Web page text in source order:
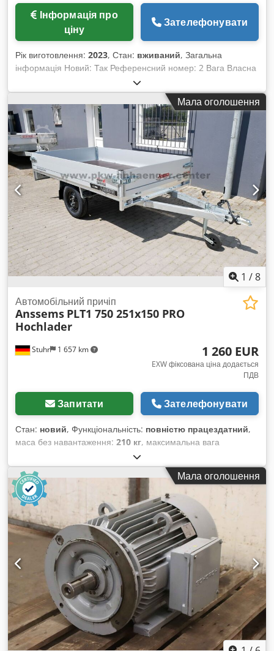
ціну
Зателефонувати
Рік виготовлення: 2023, Стан: вживаний, Загальна
інформація Новий: Так Референсний номер: 2 Вага Власна
вага: 930 кг Стан Загальний стан: дуже добрий Технічний
стан: дуже добрий Візуальний стан: дуже добрий Додаткова
інформація Умови поставки: EXW Останній огляд: новий
Cedpeq Ixtfsfx Ahzsrf Країна виробництва: Південна Корея
(KR) Додаткова інформація Зв’яжіться з Ö. Inalkac для
отримання додаткової інформації.
Мала оголошення
1 /8
Stuhr 1 657 km
Автомобільний причіп
Anssems PLT1 750 251x150 PRO
Hochlader
1 260 EUR
EXW фіксована ціна додається
ПДВ
Запитати Зателефонувати
Стан: новий, Функціональність: повністю працездатний,
маса без навантаження: 210 кг, максимальна вага
, загальна вага:
Мала оголошення